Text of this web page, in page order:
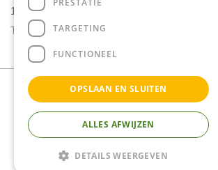
17.00 uur!
Toon alle openingstijden
Tuincentrum Daniels Copyright 2022 /
Tuincentrum Overzicht/Privacy
TARGETING
FUNCTIONEEL
OPSLAAN EN SLUITEN
ALLES AFWIJZEN
DETAILS WEERGEVEN